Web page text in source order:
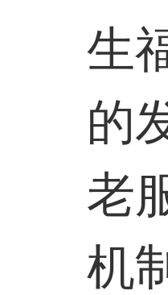
生
的
老
机